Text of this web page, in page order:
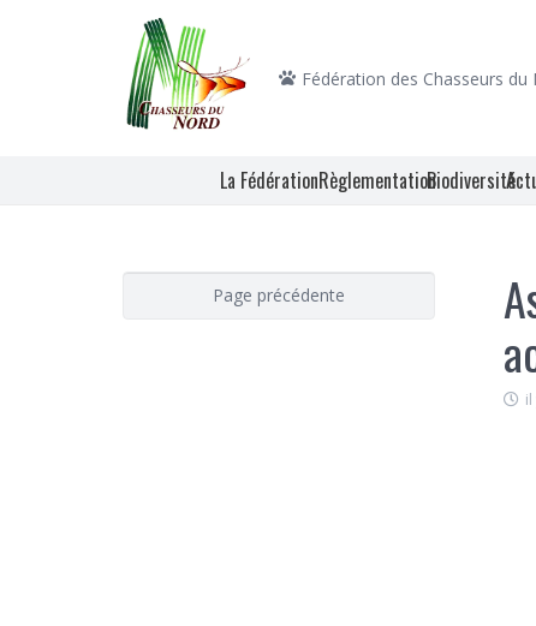
Fédération des Chasseurs du
La FédérationRèglementationBiodiversité